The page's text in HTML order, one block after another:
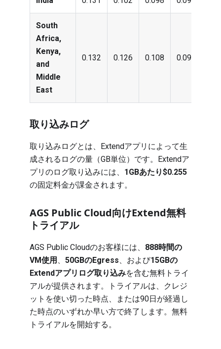
South
Africa,
Kenya,
and
Middle
East
0.132 0.126 0.108 0.096
取り込みログ
取り込みログとは、Extendアプリによって生
成されるログの量（GB単位）です。Extendア
プリのログ取り込みには、 1GBあたり$0.255
の固定料金が課金されます。
AGS Public Cloud向けExtend無料
トライアル
AGS Public Cloudのお客様には、 888時間の
VM使用
50GBのEgress 、および15GBの
Extendアプリログ取り込みを含む無料トライ
アルが提供されます。トライアルは、クレジ
ットを使い切った時点、または90日が経過し
た時点のいずれか早い方で終了します。 無料
トライアルを開始する 。